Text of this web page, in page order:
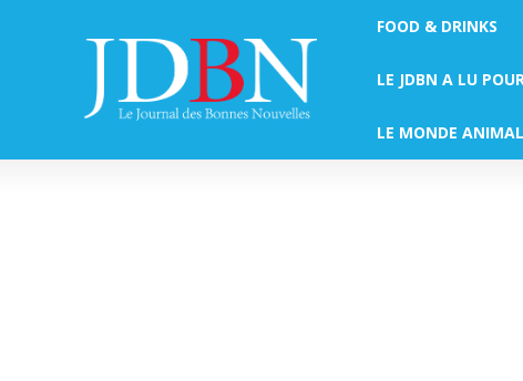
FOOD & DRINKS
LE JDBN A LU
LE MONDE ANIMAL